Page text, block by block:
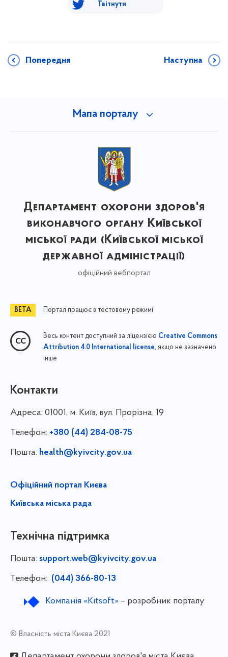
Твітнути
Попередня Наступна
Мапа порталу
Департамент охорони здоров'я
виконавчого органу Київської
міської ради (Київської міської
державної адміністрації)
офіційний вебпортал
Портал працює в тестовому режимі
Весь контент доступний за ліцензією Creative Commons
Attribution 4.0 International license, якщо не зазначено
інше
Контакти
Адреса: 01001, м. Київ, вул. Прорізна, 19
Телефон: +380 (44) 284-08-75
Пошта: health@kyivcity.gov.ua
Офіційний портал Києва
Київська міська рада
Технічна підтримка
Пошта: support.web@kyivcity.gov.ua
Телефон: (044) 366-80-13
Компанія «Kitsoft»– розробник порталу
© Власність міста Києва 2021